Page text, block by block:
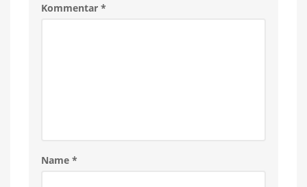
Kommentar *
Name *